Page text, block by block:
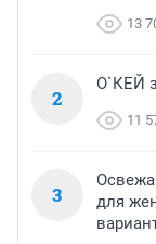
13
2
О`КЕЙ
11
3
для